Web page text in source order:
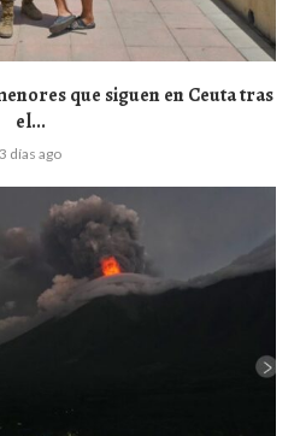
que siguen en Ceuta tras
el...
3 días ago